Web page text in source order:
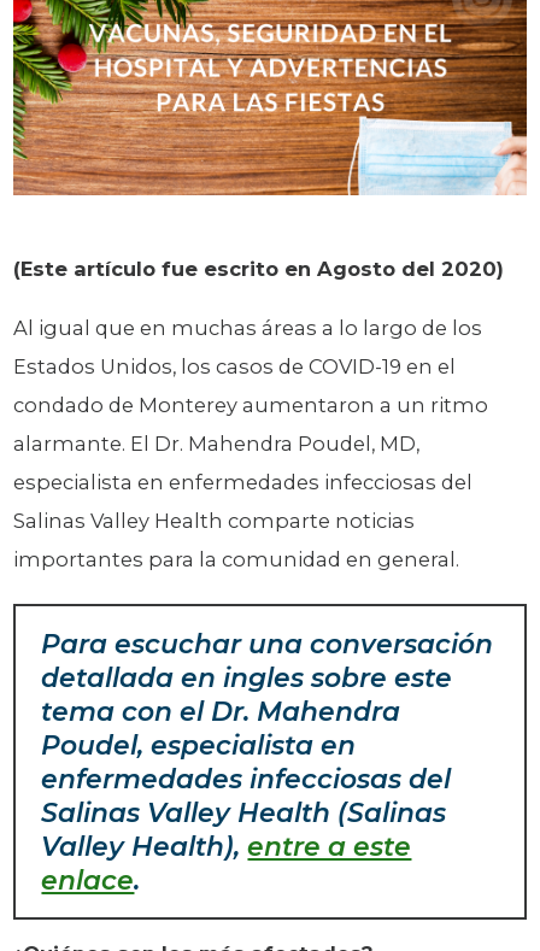
(Este artículo fue escrito en Agosto del 2020)
Al igual que en muchas áreas a lo largo de los
Estados Unidos, los casos de COVID-19 en el
condado de Monterey aumentaron a un ritmo
alarmante. El Dr. Mahendra Poudel, MD,
especialista en enfermedades infecciosas del
Salinas Valley Health comparte noticias
importantes para la comunidad en general.
Para escuchar una conversación
detallada en ingles sobre este
tema con el Dr. Mahendra
Poudel, especialista en
enfermedades infecciosas del
Salinas Valley Health (Salinas
Valley Health),entre a este
enlace.